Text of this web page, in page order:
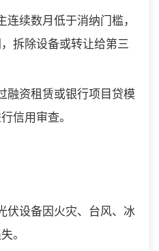
连续数月低于消纳门槛，
拆除设备或转让给第三
融资租赁或银行项目贷模
信用审查。
伏设备因火灾、台风、冰
。